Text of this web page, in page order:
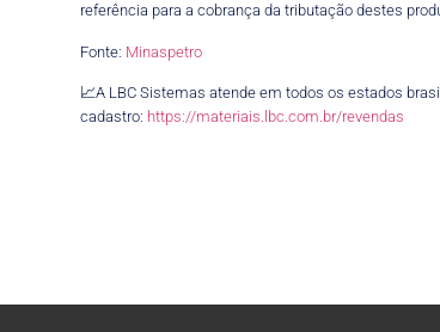
referência para a cobrança da tributação destes
Fonte: Minaspetro
📈A LBC Sistemas atende em todos os estados
cadastro: https://materiais.lbc.com.br/revendas